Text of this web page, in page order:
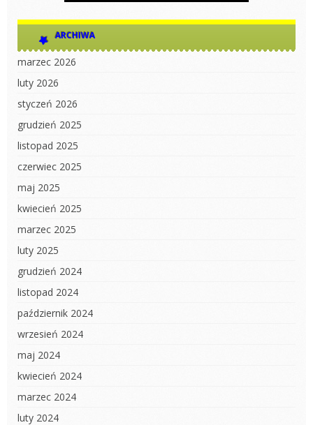
ARCHIWA
marzec 2026
luty 2026
styczeń 2026
grudzień 2025
listopad 2025
czerwiec 2025
maj 2025
kwiecień 2025
marzec 2025
luty 2025
grudzień 2024
listopad 2024
październik 2024
wrzesień 2024
maj 2024
kwiecień 2024
marzec 2024
luty 2024